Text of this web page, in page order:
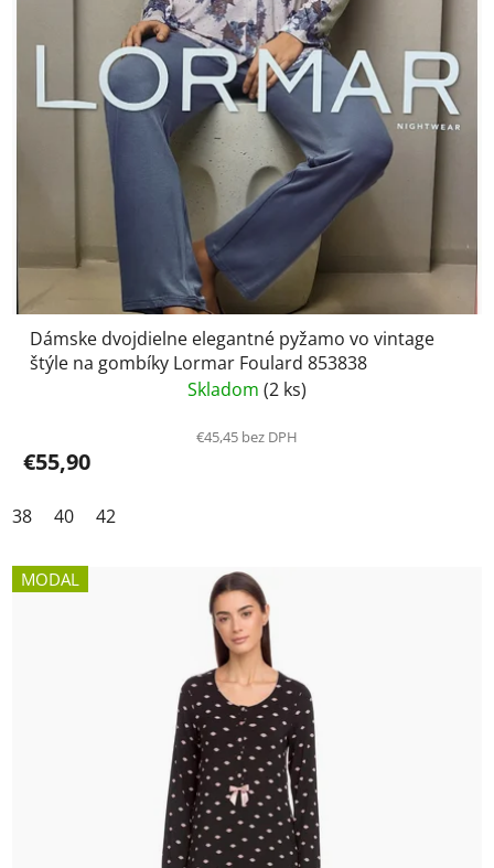
Dámske dvojdielne elegantné pyžamo vo vintage
štýle na gombíky Lormar Foulard 853838
Skladom (2 ks)
€45,45 bez DPH
€55,90
38 40 42
MODAL